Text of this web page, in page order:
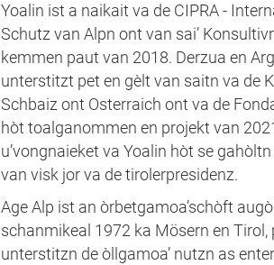
Yoalin ist a naikait va de CIPRA -
Schutz van Alpn ont van sai’
kemmen paut van 2018. Derzua en
unterstitzt pet en gèlt van saitn va de
Schbaiz ont Osterraich ont va de
hòt toalganommen en projekt van
u’vongnaieket va Yoalin hòt se
van visk jor va de tirolerpresidenz.
Age Alp ist an òrbetgamoa’schòft
schanmikeal 1972 ka Mösern en
unterstitzn de òllgamoa’ nutzn as